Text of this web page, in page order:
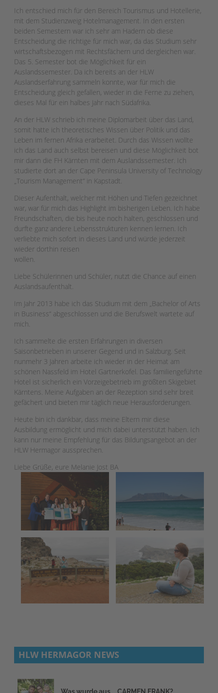
Ich entschied mich für den Bereich Tourismus und Hotellerie,
mit dem Studienzweig Hotelmanagement. In den ersten
beiden Semestern war ich sehr am Hadern ob diese
Entscheidung die richtige für mich war, da das Studium sehr
wirtschaftsbezogen mit Rechtsfächern und dergleichen war.
Das 5. Semester bot die Möglichkeit für ein
Auslandssemester. Da ich bereits an der HLW
Auslandserfahrung sammeln konnte, war für mich die
Entscheidung gleich gefallen, wieder in die Ferne zu ziehen,
dieses Mal für ein halbes Jahr nach Südafrika.
An der HLW schrieb ich meine Diplomarbeit über das Land,
somit hatte ich theoretisches Wissen über Politik und das
Leben im fernen Afrika erarbeitet. Durch das Wissen wollte
ich das Land auch selbst bereisen und diese Möglichkeit bot
mir dann die FH Kärnten mit dem Auslandssemester. Ich
studierte dort an der Cape Peninsula University of Technology
„Tourism Management“ in Kapstadt.
Dieser Aufenthalt, welcher mit Höhen und Tiefen gezeichnet
war, war für mich das Highlight im bisherigen Leben. Ich habe
Freundschaften, die bis heute noch halten, geschlossen und
durfte ganz andere Lebensstrukturen kennen lernen. Ich
verliebte mich sofort in dieses Land und würde jederzeit
wieder dorthin reisen
wollen.
Liebe Schülerinnen und Schüler, nutzt die Chance auf einen
Auslandsaufenthalt.
Im Jahr 2013 habe ich das Studium mit dem „Bachelor of Arts
in Business“ abgeschlossen und die Berufswelt wartete auf
mich.
Ich sammelte die ersten Erfahrungen in diversen
Saisonbetrieben in unserer Gegend und in Salzburg. Seit
nunmehr 3 Jahren arbeite ich wieder in der Heimat am
schönen Nassfeld im Hotel Gartnerkofel. Das familiengeführte
Hotel ist sicherlich ein Vorzeigebetrieb im größten Skigebiet
Kärntens. Meine Aufgaben an der Rezeption sind sehr breit
gefächert und bieten mir täglich neue Herausforderungen.
Heute bin ich dankbar, dass meine Eltern mir diese
Ausbildung ermöglicht und mich dabei unterstützt haben. Ich
kann nur meine Empfehlung für das Bildungsangebot an der
HLW Hermagor aussprechen.
Liebe Grüße, eure Melanie Jost BA
HLW HERMAGOR NEWS
Was wurde aus … CARMEN FRANK?